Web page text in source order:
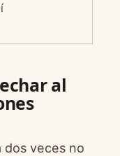
al
dos veces no